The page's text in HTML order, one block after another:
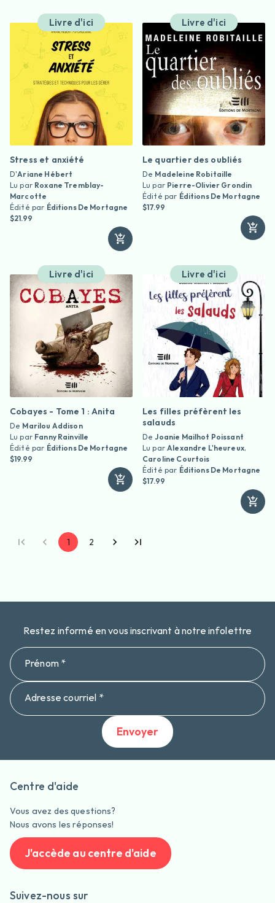
Livre d'ici
Stress et anxiété
D'Ariane Hébert
Lu par Roxane Tremblay-
Marcotte
Édité par Éditions De Mortagne
$21.99
Livre d'ici
Le quartier des oubliés
De Madeleine Robitaille
Lu par Pierre-Olivier Grondin
Édité par Éditions De Mortagne
$17.99
Livre d'ici
Cobayes - Tome 1 : Anita
De Marilou Addison
Lu par Fanny Rainville
Édité par Éditions De Mortagne
$19.99
Livre d'ici
Les filles préfèrent les
salauds
DeJoanie Mailhot Poissant
Lu parAlexandre L'heureux,
Caroline Courtois
Édité par Éditions De Mortagne
$17.99
1 2
Restez informé en vous inscrivant à notre infolettre
Prénom *
Adresse courriel *
Envoyer
Centre d'aide
Vous avez des questions?
Nous avons les réponses!
J'accède au centre d'aide
Suivez-nous sur